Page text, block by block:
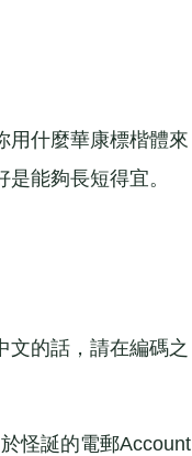
什麼華康標楷體來
能夠長短得宜。
的話，請在編碼之
怪誕的電郵Account